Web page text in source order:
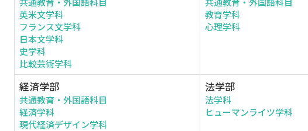
英米文学科
フランス文学科
日本文学科
史学科
比較芸術学科
教育学科
心理学科
経済学部
共通教育・外国語科目
経済学科
現代経済デザイン学科
法学部
法学科
ヒューマンライツ学科